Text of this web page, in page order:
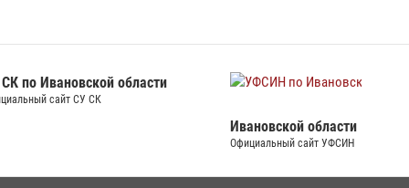
08 июля 2026, 09:35
УФСИН